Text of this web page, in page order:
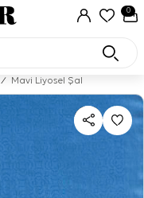
0
/ Mavi Liyosel Şal